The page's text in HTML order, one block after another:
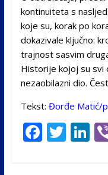
kontinuiteta s
koje su, korak po
dokazivale ključno:
trajnost sasvim
Historije kojoj su svi
nezaobilazni dio.
Tekst: Đorđe Matić/
F
ac
T
w
Li
n